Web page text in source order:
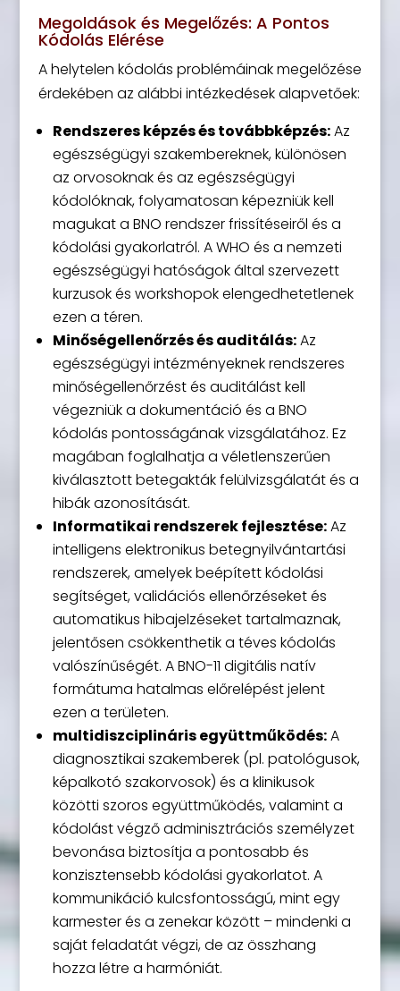
Megoldások és Megelőzés: A Pontos
Kódolás Elérése
A helytelen kódolás problémáinak megelőzése
érdekében az alábbi intézkedések alapvetőek:
Rendszeres képzés és továbbképzés:Az
egészségügyi szakembereknek, különösen
az orvosoknak és az egészségügyi
kódolóknak, folyamatosan képezniük kell
magukat a BNO rendszer frissítéseiről és a
kódolási gyakorlatról. A WHO és a nemzeti
egészségügyi hatóságok által szervezett
kurzusok és workshopok elengedhetetlenek
ezen a téren.
Minőségellenőrzés és auditálás:Az
egészségügyi intézményeknek rendszeres
minőségellenőrzést és auditálást kell
végezniük a dokumentáció és a BNO
kódolás pontosságának vizsgálatához. Ez
magában foglalhatja a véletlenszerűen
kiválasztott betegakták felülvizsgálatát és a
hibák azonosítását.
Informatikai rendszerek fejlesztése:Az
intelligens elektronikus betegnyilvántartási
rendszerek, amelyek beépített kódolási
segítséget, validációs ellenőrzéseket és
automatikus hibajelzéseket tartalmaznak,
jelentősen csökkenthetik a téves kódolás
valószínűségét. A BNO-11 digitális natív
formátuma hatalmas előrelépést jelent
ezen a területen.
multidiszciplináris együttműködés:A
diagnosztikai szakemberek (pl. patológusok,
képalkotó szakorvosok) és a klinikusok
közötti szoros együttműködés, valamint a
kódolást végző adminisztrációs személyzet
bevonása biztosítja a pontosabb és
konzisztensebb kódolási gyakorlatot. A
kommunikáció kulcsfontosságú, mint egy
karmester és a zenekar között – mindenki a
saját feladatát végzi, de az összhang
hozza létre a harmóniát.